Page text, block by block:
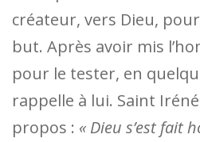
créateur, vers Dieu,
but. Après avoir mis
pour le tester, en
rappelle à lui. Saint
propos : « Dieu s’est fait